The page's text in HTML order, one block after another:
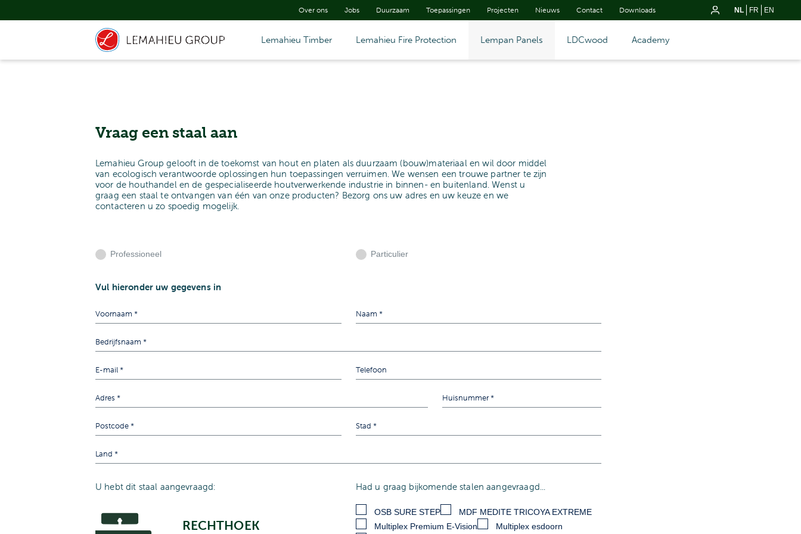
Over ons Jobs Duurzaam Toepassingen Projecten Nieuws Contact Downloads NL FR EN
Lemahieu Timber Lemahieu Fire Protection Lempan Panels LDCwood Academy
Vraag een staal aan
Lemahieu Group gelooft in de toekomst van hout en platen als duurzaam (bouw)materiaal en wil door middel
van ecologisch verantwoorde oplossingen hun toepassingen verruimen. We wensen een trouwe partner te zijn
voor de houthandel en de gespecialiseerde houtverwerkende industrie in binnen- en buitenland. Wenst u
graag een staal te ontvangen van één van onze producten? Bezorg ons uw adres en uw keuze en we
contacteren u zo spoedig mogelijk.
Professioneel Particulier
Vul hieronder uw gegevens in
U hebt dit staal aangevraagd:
RECHTHOEK
Had u graag bijkomende stalen aangevraagd...
OSB SURE STEP
MDF MEDITE TRICOYA EXTREME
Multiplex Premium E-Vision
Multiplex esdoorn